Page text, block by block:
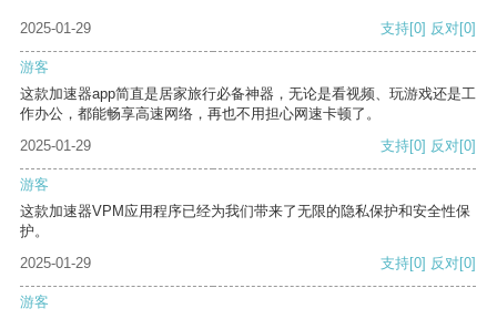
2025-01-29 支持[0] 反对[0]
游客
这款加速器app简直是居家旅行必备神器，无论是看视频、玩游戏还是工
作办公，都能畅享高速网络，再也不用担心网速卡顿了。
2025-01-29
支持[0] 反对[0]
游客
这款加速器VPM应用程序已经为我们带来了无限的隐私保护和安全性保
护。
2025-01-29
支持[0] 反对[0]
游客